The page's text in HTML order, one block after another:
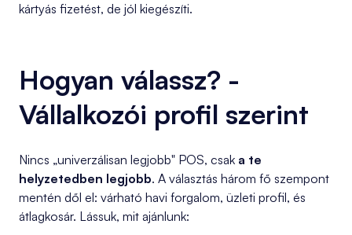
kártyás fizetést, de jól kiegészíti.
Hogyan válassz? -
Vállalkozói profil szerint
Nincs „univerzálisan legjobb" POS, csak a te
helyzetedben legjobb. A választás három fő szempont
mentén dől el: várható havi forgalom, üzleti profil, és
átlagkosár. Lássuk, mit ajánlunk: